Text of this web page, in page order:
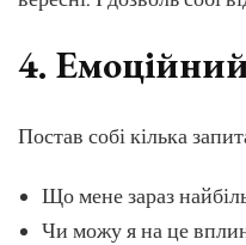
4.
Постав собі кілька
Що мене зараз
Чи можу я на це